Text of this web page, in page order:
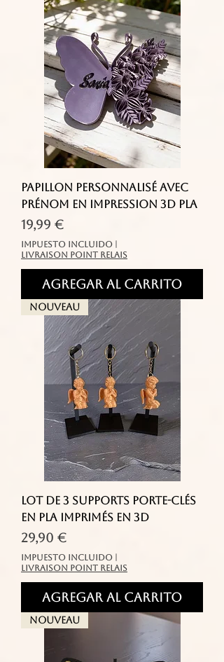
Papillon personnalisé avec
prénom en impression 3D PLA
Precio
19,99 €
Impuesto incluido
livraison point relais
Agregar al carrito
Nouveau
Lot de 3 Supports Porte-clés
en PLA imprimés en 3D
Precio
29,90 €
Impuesto incluido
livraison point relais
Agregar al carrito
Nouveau